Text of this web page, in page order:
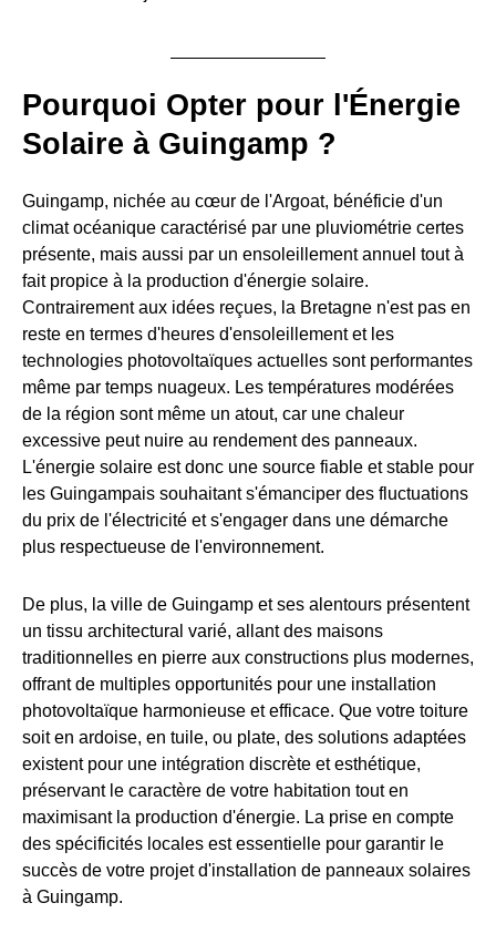
Pourquoi Opter pour l'Énergie
Solaire à Guingamp ?
Guingamp, nichée au cœur de l'Argoat, bénéficie d'un
climat océanique caractérisé par une pluviométrie certes
présente, mais aussi par un ensoleillement annuel tout à
fait propice à la production d'énergie solaire.
Contrairement aux idées reçues, la Bretagne n'est pas en
reste en termes d'heures d'ensoleillement et les
technologies photovoltaïques actuelles sont performantes
même par temps nuageux. Les températures modérées
de la région sont même un atout, car une chaleur
excessive peut nuire au rendement des panneaux.
L'énergie solaire est donc une source fiable et stable pour
les Guingampais souhaitant s'émanciper des fluctuations
du prix de l'électricité et s'engager dans une démarche
plus respectueuse de l'environnement.
De plus, la ville de Guingamp et ses alentours présentent
un tissu architectural varié, allant des maisons
traditionnelles en pierre aux constructions plus modernes,
offrant de multiples opportunités pour une installation
photovoltaïque harmonieuse et efficace. Que votre toiture
soit en ardoise, en tuile, ou plate, des solutions adaptées
existent pour une intégration discrète et esthétique,
préservant le caractère de votre habitation tout en
maximisant la production d'énergie. La prise en compte
des spécificités locales est essentielle pour garantir le
succès de votre projet d'installation de panneaux solaires
à Guingamp.